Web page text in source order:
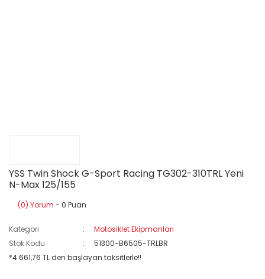
YSS Twin Shock G-Sport Racing TG302-310TRL Yeni
N-Max 125/155
(0) Yorum - 0 Puan
Kategori
Motosiklet Ekipmanları
Stok Kodu
51300-B6505-TRLBR
*4.661,76 TL den başlayan taksitlerle!!